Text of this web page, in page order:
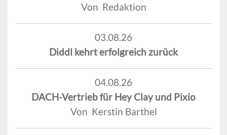
Von Redaktion
03.08.26
Diddl kehrt erfolgreich zurück
04.08.26
DACH-Vertrieb für Hey Clay und Pixio
Von Kerstin Barthel